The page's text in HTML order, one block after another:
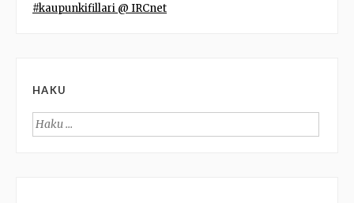
#kaupunkifillari @ IRCnet
HAKU
Haku: